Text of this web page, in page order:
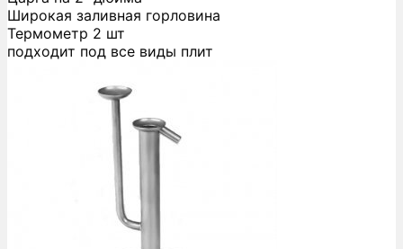
Широкая заливная горловина
Термометр 2 шт
подходит под все виды плит